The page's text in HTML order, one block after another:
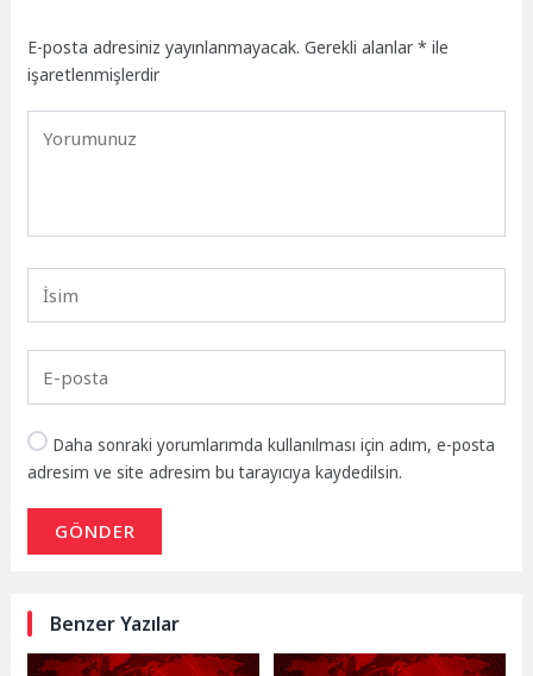
E-posta adresiniz yayınlanmayacak. Gerekli alanlar* ile
işaretlenmişlerdir
Daha sonraki yorumlarımda kullanılması için adım, e-posta
adresim ve site adresim bu tarayıcıya kaydedilsin.
GÖNDER
Benzer Yazılar